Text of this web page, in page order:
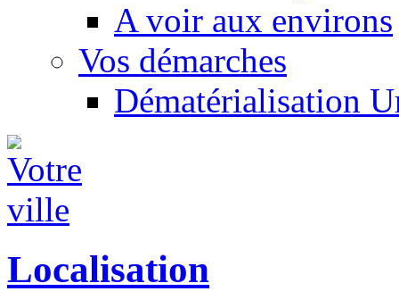
A voir aux environs
Vos démarches
Dématérialisation
Localisation